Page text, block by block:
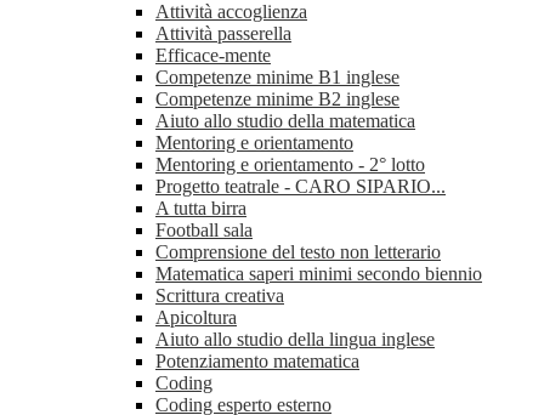
Attività accoglienza
Attività passerella
Efficace-mente
Competenze minime B1 inglese
Competenze minime B2 inglese
Aiuto allo studio della matematica
Mentoring e orientamento
Mentoring e orientamento - 2° lotto
Progetto teatrale - CARO SIPARIO...
A tutta birra
Football sala
Comprensione del testo non letterario
Matematica saperi minimi secondo biennio
Scrittura creativa
Apicoltura
Aiuto allo studio della lingua inglese
Potenziamento matematica
Coding
Coding esperto esterno